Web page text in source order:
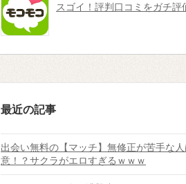
スゴイ！評判口コミをガチ評
最近の記事
出会い無料の【マッチ】無修正が苦手な人
意！？サクラがエロすぎるｗｗｗ